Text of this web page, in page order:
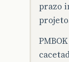
prazo